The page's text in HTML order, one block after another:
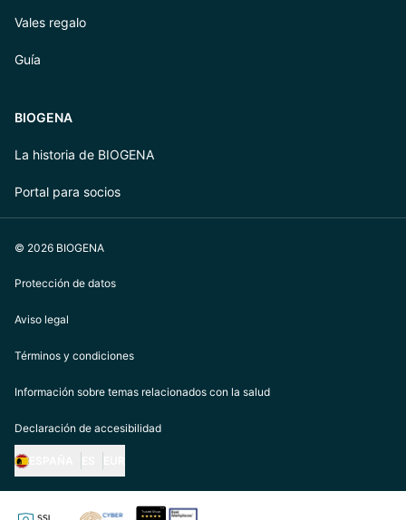
Vales regalo
Guía
BIOGENA
La historia de BIOGENA
Portal para socios
© 2026 BIOGENA
Protección de datos
Aviso legal
Términos y condiciones
Información sobre temas relacionados con la salud
Declaración de accesibilidad
https://biogena.com/de-at
https://biogena.com/de-de